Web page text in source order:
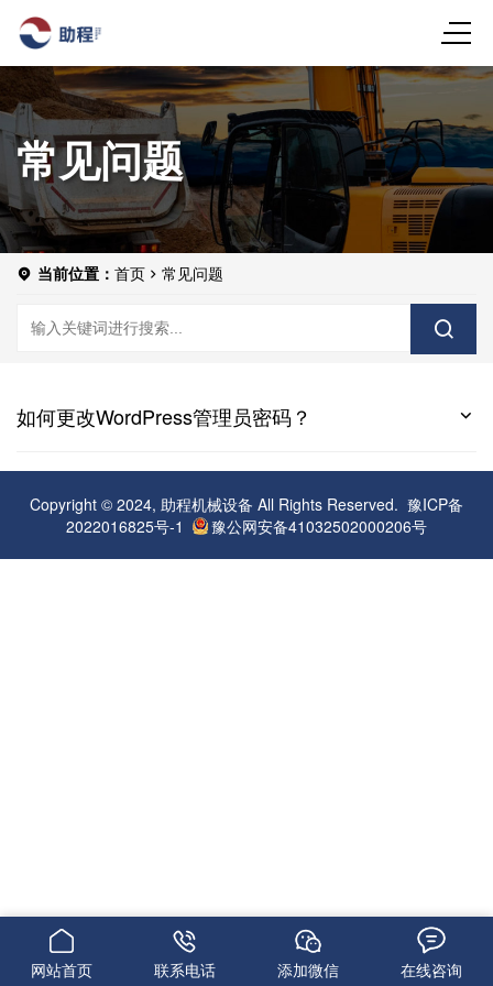
常见问题
当前位置： 首页 常见问题
如何更改WordPress管理员密码？
Copyright © 2024, 助程机械设备 All Rights Reserved. 豫ICP备
2022016825号-1
豫公网安备41032502000206号
网站首页 联系电话 添加微信 在线咨询